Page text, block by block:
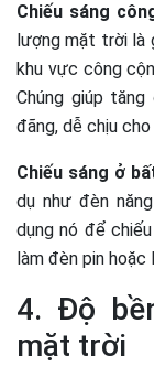
Chiếu sáng
lượng mặt trời là
khu vực công
Chúng giúp
đãng, dễ chịu
Chiếu sáng ở
dụ như đèn
dụng nó để
làm đèn pin hoặc
4. Độ
mặt trời